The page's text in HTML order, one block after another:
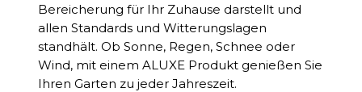
Bereicherung für Ihr Zuhause darstellt und
allen Standards und Witterungslagen
standhält. Ob Sonne, Regen, Schnee oder
Wind, mit einem ALUXE Produkt genießen Sie
Ihren Garten zu jeder Jahreszeit.